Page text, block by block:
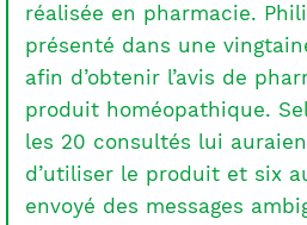
réalisée en pharmacie.
présenté dans une
afin d’obtenir l’avis de
produit homéopathique.
les 20 consultés lui
d’utiliser le produit et six
envoyé des messages